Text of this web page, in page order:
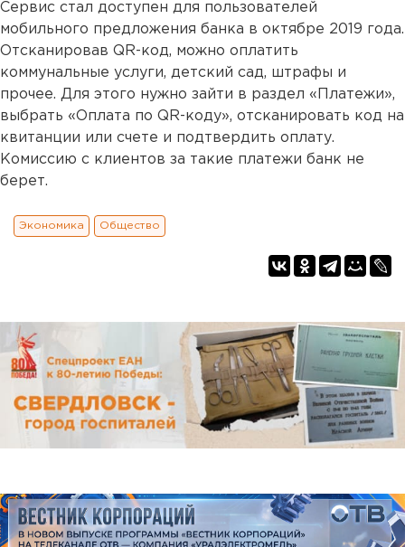
Сервис стал доступен для пользователей
мобильного предложения банка в октябре 2019 года.
Отсканировав QR-код, можно оплатить
коммунальные услуги, детский сад, штрафы и
прочее. Для этого нужно зайти в раздел «Платежи»,
выбрать «Оплата по QR-коду», отсканировать код на
квитанции или счете и подтвердить оплату.
Комиссию с клиентов за такие платежи банк не
берет.
Экономика Общество